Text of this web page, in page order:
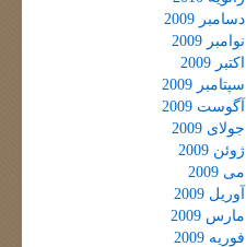
دسامبر 2009
نوامبر 2009
اکتبر 2009
سپتامبر 2009
آگوست 2009
جولای 2009
ژوئن 2009
می 2009
آوریل 2009
مارس 2009
فوریه 2009